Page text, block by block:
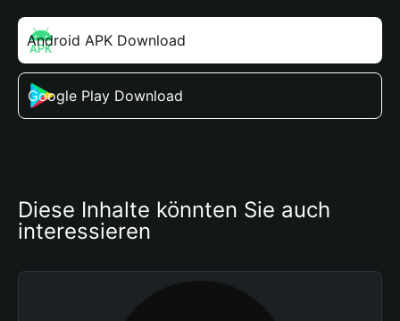
Android APK Download
Google Play Download
Diese Inhalte könnten Sie auch
interessieren